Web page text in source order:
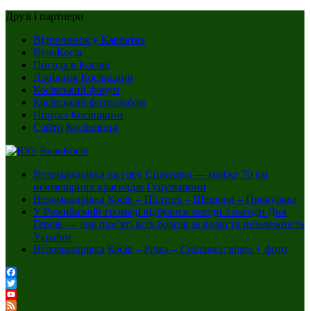
Друзі і партнери
Відпочинок у Карпатах
ВелоКосів
Погода в Косові
Довідник Косівщини
Косівський форум
Косівський фотоальбом
Портал Косівщини
Сайти Косівщини
ВелоКосів
Веломандрівка на гору Спинзова — майже 70 км
неймовірних краєвидів Гуцульщини
Веломандрівка Косів – Пістинь – Шешори – Прокурава
У Рожнівській громаді відбулися заходи з нагоди Дня
Героїв — дня пам’яті всіх борців за волю та незалежність
України
Веломандрівка Косів – Річка – Снідавка: відео + фото
Facebook
Twitter
YouTube